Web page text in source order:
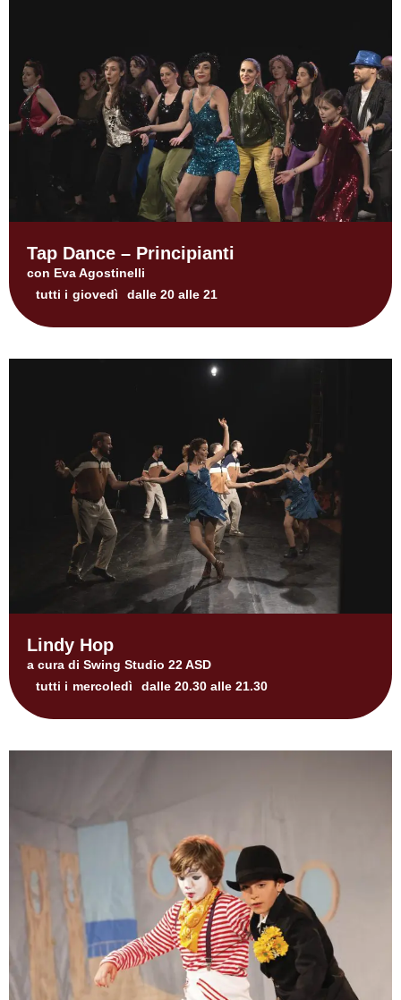
Tap Dance – Principianti
con Eva Agostinelli
tutti i giovedì dalle 20 alle 21
Lindy Hop
a cura di Swing Studio 22 ASD
tutti i mercoledì dalle 20.30 alle 21.30